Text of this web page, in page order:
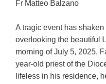
Fr Matteo Balzano
A tragic event has
overlooking the beautiful
morning of July 5, 2025,
year-old priest of the
lifeless in his residence,